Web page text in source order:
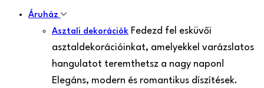
Áruház
Asztali dekorációk Fedezd fel esküvői
asztaldekorációinkat, amelyekkel varázslatos
hangulatot teremthetsz a nagy napon!
Elegáns, modern és romantikus díszítések.